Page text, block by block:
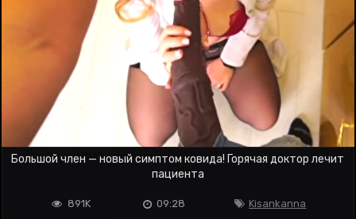
Большой член — новый симптом ковида! Горячая доктор лечит
пациента
Kisankanna
09:28
891K